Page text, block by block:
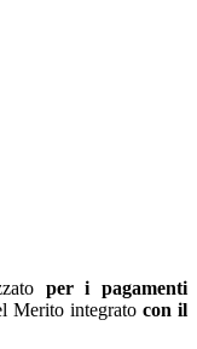
per i pagamenti
Merito integrato con il